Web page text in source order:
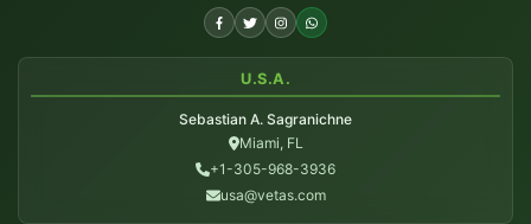
U.S.A.
Sebastian A. Sagranichne
Miami, FL
+1-305-968-3936
usa@vetas.com